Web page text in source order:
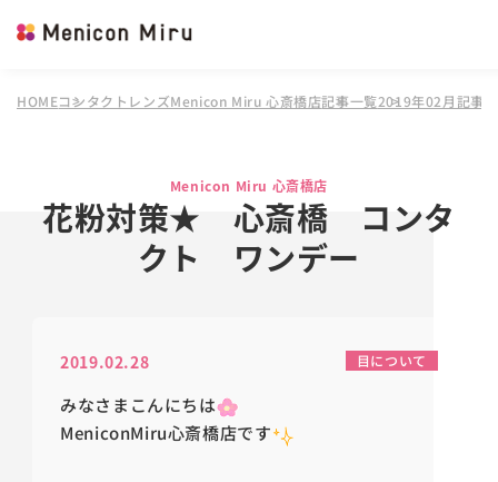
HOMEコンタクトレンズMenicon Miru 心斎橋店記事一覧2019年02月記事
Menicon Miru 心斎橋店
花粉対策★ 心斎橋 コンタ
クト ワンデー
2019.02.28 目について
みなさまこんにちは
MeniconMiru心斎橋店です